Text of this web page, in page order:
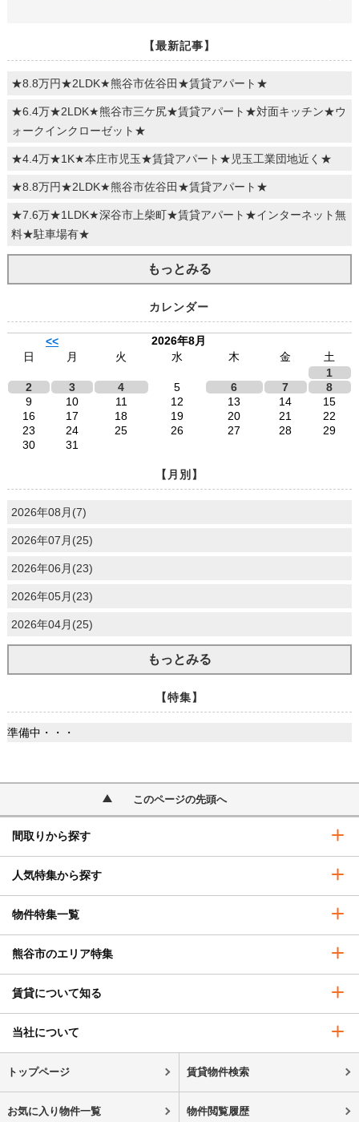
【最新記事】
★8.8万円★2LDK★熊谷市佐谷田★賃貸アパート★
★6.4万★2LDK★熊谷市三ケ尻★賃貸アパート★対面キッチン★ウ
ォークインクローゼット★
★4.4万★1K★本庄市児玉★賃貸アパート★児玉工業団地近く★
★8.8万円★2LDK★熊谷市佐谷田★賃貸アパート★
★7.6万★1LDK★深谷市上柴町★賃貸アパート★インターネット無
料★駐車場有★
もっとみる
カレンダー
<<
2026年8月
日
月 火 水 木 金
土
1
2
3 4 5 6 7
8
9
10 11 12 13 14
15
16
17 18 19 20 21
22
23
24 25 26 27 28
29
30
31
【月別】
2026年08月(7)
2026年07月(25)
2026年06月(23)
2026年05月(23)
2026年04月(25)
もっとみる
【特集】
準備中・・・
このページの先頭へ
間取りから探す
人気特集から探す
物件特集一覧
熊谷市のエリア特集
賃貸について知る
当社について
トップページ 賃貸物件検索
お気に入り物件一覧 物件閲覧履歴